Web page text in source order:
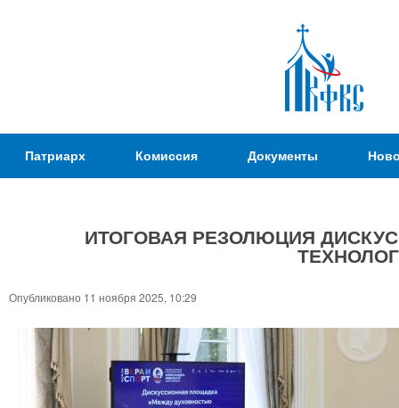
Патриаршая
Комиссия
вопросам
физической
спорта
Патриарх Комиссия Документы
здесь
ИТОГОВАЯ РЕЗОЛЮЦИЯ
Опубликовано 11 ноября 2025, 10:29